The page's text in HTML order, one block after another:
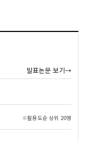
발표논문 보기→
※활용도순 상위 20명